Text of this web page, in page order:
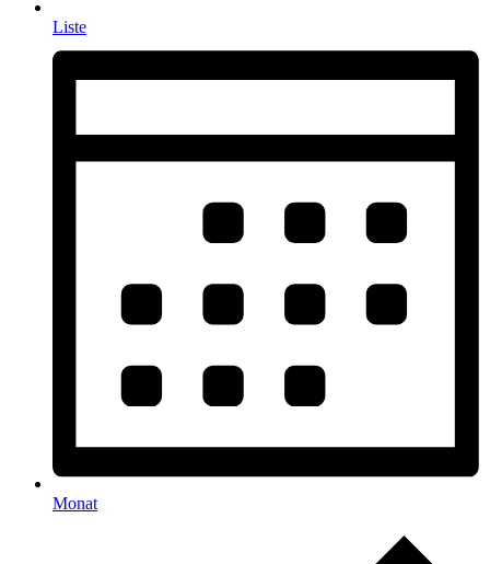
Liste
Monat